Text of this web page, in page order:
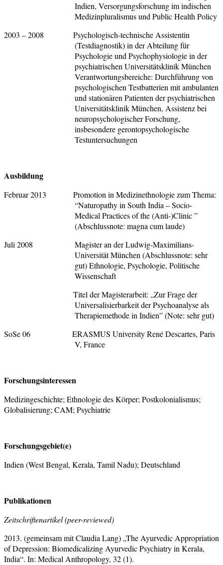
Indien, Versorgungsforschung im indischen
Medizinpluralismus und Public Health Policy
2003 – 2008 Psychologisch-technische Assistentin
(Testdiagnostik) in der Abteilung für
Psychologie und Psychophysiologie in der
psychiatrischen Universitätsklinik München
Verantwortungsbereiche: Durchführung von
psychologischen Testbatterien mit ambulanten
und stationären Patienten der psychiatrischen
Universitätsklinik München, Assistenz bei
neuropsychologischer Forschung,
insbesondere gerontopsychologische
Testuntersuchungen
Ausbildung
Februar 2013 Promotion in Medizinethnologie zum Thema:
“Naturopathy in South India – Socio-
Medical Practices of the (Anti-)Clinic ”
(Abschlussnote: magna cum laude)
Juli 2008 Magister an der Ludwig-Maximilians-
Universität München (Abschlussnote: sehr
gut) Ethnologie, Psychologie, Politische
Wissenschaft
Titel der Magisterarbeit: „Zur Frage der
Universalisierbarkeit der Psychoanalyse als
Therapiemethode in Indien” (Note: sehr gut)
SoSe 06 ERASMUS University René Descartes, Paris
V, France
Forschungsinteressen
Medizingeschichte; Ethnologie des Körper; Postkolonialismus;
Globalisierung; CAM; Psychiatrie
Forschungsgebiet(e)
Indien (West Bengal, Kerala, Tamil Nadu); Deutschland
Publikationen
Zeitschriftenartikel (peer-reviewed)
2013. (gemeinsam mit Claudia Lang) „The Ayurvedic Appropriation
of Depression: Biomedicalizing Ayurvedic Psychiatry in Kerala,
India“. In: Medical Anthropology, 32 (1).